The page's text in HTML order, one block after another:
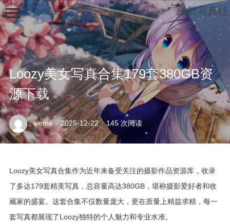
Loozy美女写真合集179套380GB资
源下载
weme · 2025-12-22 · 145 次阅读
Loozy美女写真合集作为近年来备受关注的摄影作品资源库，收录
了多达179套精美写真，总容量高达380GB，堪称摄影爱好者和收
藏家的盛宴。这套合集不仅数量庞大，更在质量上精益求精，每一
套写真都展现了Loozy独特的个人魅力和专业水准。
甜欲写真社
示
例
面